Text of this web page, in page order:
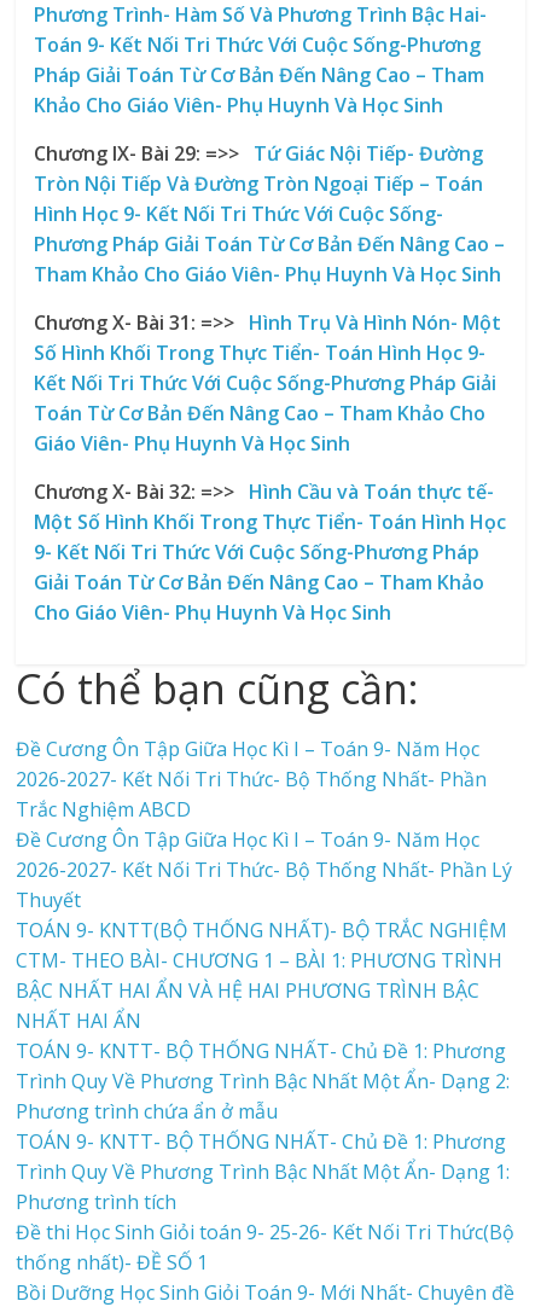
Phương Trình- Hàm Số Và Phương Trình Bậc Hai-
Toán 9- Kết Nối Tri Thức Với Cuộc Sống-Phương
Pháp Giải Toán Từ Cơ Bản Đến Nâng Cao – Tham
Khảo Cho Giáo Viên- Phụ Huynh Và Học Sinh
Chương IX- Bài 29: =>> Tứ Giác Nội Tiếp- Đường
Tròn Nội Tiếp Và Đường Tròn Ngoại Tiếp – Toán
Hình Học 9- Kết Nối Tri Thức Với Cuộc Sống-
Phương Pháp Giải Toán Từ Cơ Bản Đến Nâng Cao –
Tham Khảo Cho Giáo Viên- Phụ Huynh Và Học Sinh
Chương X- Bài 31: =>> Hình Trụ Và Hình Nón- Một
Số Hình Khối Trong Thực Tiển- Toán Hình Học 9-
Kết Nối Tri Thức Với Cuộc Sống-Phương Pháp Giải
Toán Từ Cơ Bản Đến Nâng Cao – Tham Khảo Cho
Giáo Viên- Phụ Huynh Và Học Sinh
Chương X- Bài 32: =>> Hình Cầu và Toán thực tế-
Một Số Hình Khối Trong Thực Tiển- Toán Hình Học
9- Kết Nối Tri Thức Với Cuộc Sống-Phương Pháp
Giải Toán Từ Cơ Bản Đến Nâng Cao – Tham Khảo
Cho Giáo Viên- Phụ Huynh Và Học Sinh
Có thể bạn cũng cần:
Đề Cương Ôn Tập Giữa Học Kì I – Toán 9- Năm Học
2026-2027- Kết Nối Tri Thức- Bộ Thống Nhất- Phần
Trắc Nghiệm ABCD
Đề Cương Ôn Tập Giữa Học Kì I – Toán 9- Năm Học
2026-2027- Kết Nối Tri Thức- Bộ Thống Nhất- Phần Lý
Thuyết
TOÁN 9- KNTT(BỘ THỐNG NHẤT)- BỘ TRẮC NGHIỆM
CTM- THEO BÀI- CHƯƠNG 1 – BÀI 1: PHƯƠNG TRÌNH
BẬC NHẤT HAI ẨN VÀ HỆ HAI PHƯƠNG TRÌNH BẬC
NHẤT HAI ẨN
TOÁN 9- KNTT- BỘ THỐNG NHẤT- Chủ Đề 1: Phương
Trình Quy Về Phương Trình Bậc Nhất Một Ẩn- Dạng 2:
Phương trình chứa ẩn ở mẫu
TOÁN 9- KNTT- BỘ THỐNG NHẤT- Chủ Đề 1: Phương
Trình Quy Về Phương Trình Bậc Nhất Một Ẩn- Dạng 1:
Phương trình tích
Đề thi Học Sinh Giỏi toán 9- 25-26- Kết Nối Tri Thức(Bộ
thống nhất)- ĐỀ SỐ 1
Bồi Dưỡng Học Sinh Giỏi Toán 9- Mới Nhất- Chuyên đề